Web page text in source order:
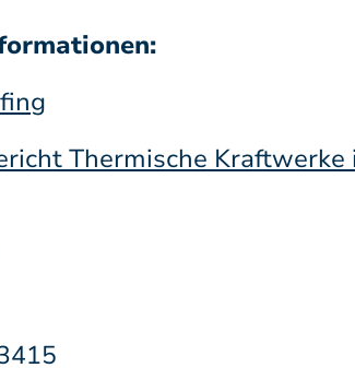
Thermische